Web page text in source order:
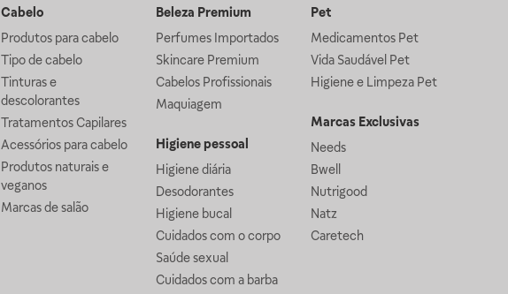
Cabelo
Produtos para cabelo
Tipo de cabelo
Tinturas e
descolorantes
Tratamentos Capilares
Acessórios para cabelo
Produtos naturais e
veganos
Marcas de salão
Beleza Premium
Perfumes Importados
Skincare Premium
Cabelos Profissionais
Maquiagem
Higiene pessoal
Higiene diária
Desodorantes
Higiene bucal
Cuidados com o corpo
Saúde sexual
Cuidados com a barba
Pet
Medicamentos Pet
Vida Saudável Pet
Higiene e Limpeza Pet
Marcas Exclusivas
Needs
Bwell
Nutrigood
Natz
Caretech